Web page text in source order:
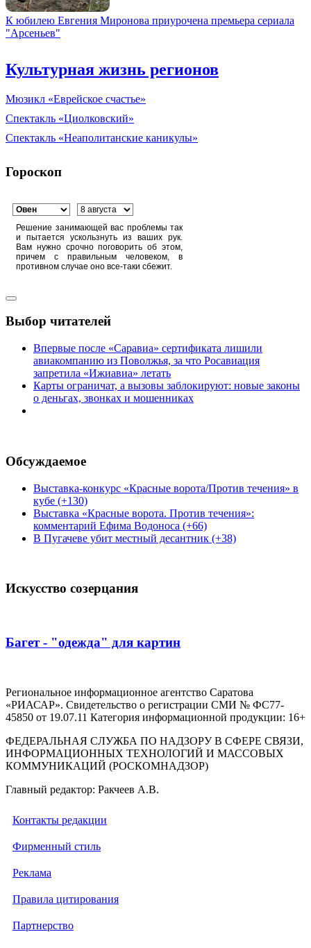
К юбилею Евгения Миронова приурочена премьера сериала
"Арсеньев"
Культурная жизнь регионов
Мюзикл «Еврейское счастье»
Спектакль «Циолковский»
Спектакль «Неаполитанские каникулы»
Гороскоп
Решение занимающей вас проблемы так
и пытается ускользнуть из ваших рук.
Вам нужно срочно поговорить об этом,
причем с правильным человеком, в
противном случае оно все-таки сбежит.
Выбор читателей
Впервые после «Саравиа» сертификата лишили
авиакомпанию из Поволжья, за что Росавиация
запретила «Ижиавиа» летать
Карты ограничат, а вызовы заблокируют: новые законы
о деньгах, звонках и мошенниках
Обсуждаемое
Выставка-конкурс «Красные ворота/Против течения» в
кубе (+130)
Выставка «Красные ворота. Против течения»:
комментарий Ефима Водоноса (+66)
В Пугачеве убит местный десантник (+38)
Искусство созерцания
Багет - "одежда" для картин
Региональное информационное агентство Саратова
«РИАСАР». Свидетельство о регистрации СМИ № ФС77-
45850 от 19.07.11 Категория информационной продукции: 16+
ФЕДЕРАЛЬНАЯ СЛУЖБА ПО НАДЗОРУ В СФЕРЕ СВЯЗИ,
ИНФОРМАЦИОННЫХ ТЕХНОЛОГИЙ И МАССОВЫХ
КОММУНИКАЦИЙ (РОСКОМНАДЗОР)
Главный редактор: Ракчеев А.В.
Контакты редакции
Фирменный стиль
Реклама
Правила цитирования
Партнерство